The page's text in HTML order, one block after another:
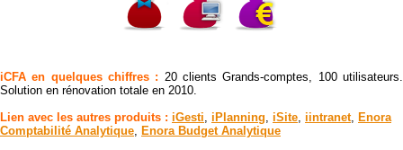
iCFA en quelques chiffres : 20 clients Grands-comptes, 100 utilisateurs.
Solution en rénovation totale en 2010.
Lien avec les autres produits : iGesti, iPlanning, iSite, iintranet, Enora
Comptabilité Analytique, Enora Budget Analytique